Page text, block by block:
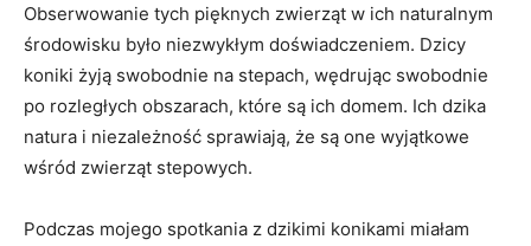
Obserwowanie tych pięknych zwierząt w ich naturalnym
środowisku było niezwykłym doświadczeniem. Dzicy
koniki żyją swobodnie na stepach, wędrując swobodnie
po rozległych obszarach, które są ich domem. Ich dzika
natura i niezależność sprawiają, że są one wyjątkowe
wśród zwierząt stepowych.
Podczas mojego spotkania z dzikimi konikami miałam